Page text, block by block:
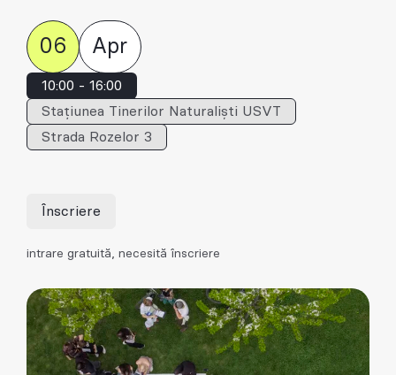
06 Apr
10:00 - 16:00
Stațiunea Tinerilor Naturaliști USVT
Strada Rozelor 3
Înscriere
intrare gratuită, necesită înscriere